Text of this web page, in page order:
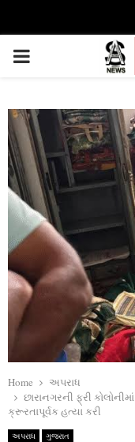
PRIMARY
Home
અપરાધ
છારાનગરની ફ્રી
ક્રૂરતાપૂર્વક હત્યા કરી
અપરાધ ગુજરાત